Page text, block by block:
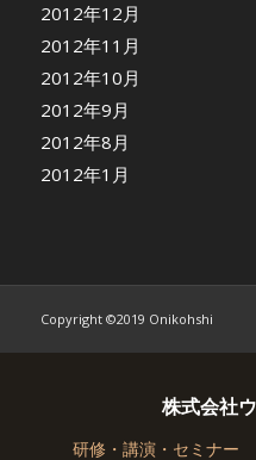
2012年12月
2012年11月
2012年10月
2012年9月
2012年8月
2012年1月
Copyright ©2019 Onikohshi
株式会社
研修・講演・セミナー